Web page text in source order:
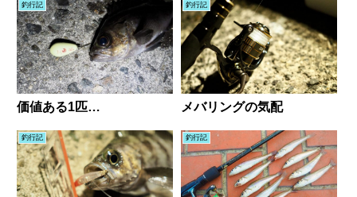
釣行記
価値ある1匹…
釣行記
メバリングの気配
釣行記 釣行記